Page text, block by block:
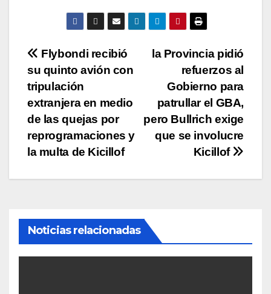
Navegación
de
entradas
la Provincia pidió
refuerzos al
Gobierno para
patrullar el GBA,
pero Bullrich exige
que se involucre
Kicillof
Flybondi recibió
su quinto avión con
tripulación
extranjera en medio
de las quejas por
reprogramaciones y
la multa de Kicillof
Noticias relacionadas